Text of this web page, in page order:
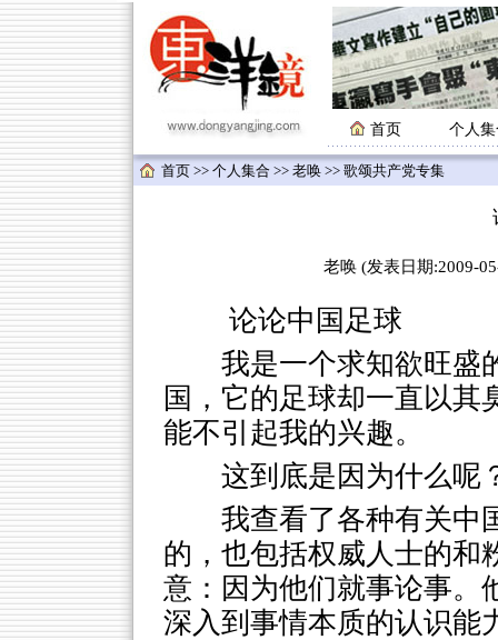
首页 个人
首页 >> 个人集合 >> 老唤 >> 歌颂共产党专集
老唤 (发表日期:2009-
论论中国足球
我是一个求知欲旺盛
国，它的足球却一直以其
能不引起我的兴趣。
这到底是因为什么呢
我查看了各种有关中
的，也包括权威人士的和
意：因为他们就事论事。
深入到事情本质的认识能